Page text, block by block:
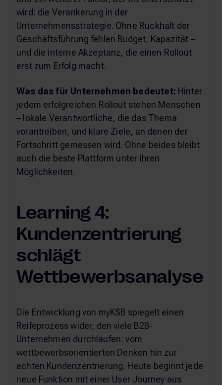
wird: die Verankerung in der
Unternehmensstrategie. Ohne Rückhalt der
Geschäftsführung fehlen Budget, Kapazität –
und die interne Akzeptanz, die einen Rollout
erst zum Erfolg macht.
Was das für Unternehmen bedeutet: Hinter
jedem erfolgreichen Rollout stehen Menschen
– lokale Verantwortliche, die das Thema
vorantreiben, und klare Ziele, an denen der
Fortschritt gemessen wird. Ohne beides bleibt
auch die beste Plattform unter ihren
Möglichkeiten.
Learning 4:
Kundenzentrierung
schlägt
Wettbewerbsanalyse
Die Entwicklung von myKSB spiegelt einen
Reifeprozess wider, den viele B2B-
Unternehmen durchlaufen: vom
wettbewerbsorientierten Denken hin zur
echten Kundenzentrierung. Heute beginnt jede
neue Funktion mit einer User Journey aus